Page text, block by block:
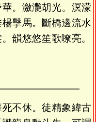
。瀲灧胡光。溟濛
擊馬。斷橋邊流水
韻悠悠笙歌嘹亮。
不休。徒精象緯古